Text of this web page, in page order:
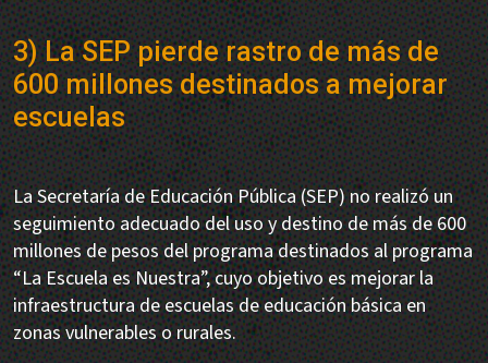
3) La SEP pierde rastro de más de
600 millones destinados a mejorar
escuelas
La Secretaría de Educación Pública (SEP) no realizó un
seguimiento adecuado del uso y destino de más de 600
millones de pesos del programa destinados al programa
“La Escuela es Nuestra”, cuyo objetivo es mejorar la
infraestructura de escuelas de educación básica en
zonas vulnerables o rurales.